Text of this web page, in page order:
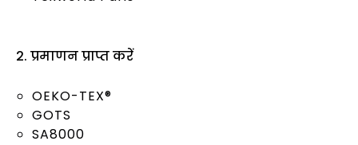
2. प्रमाणन प्राप्त करें
OEKO-TEX®
GOTS
SA8000